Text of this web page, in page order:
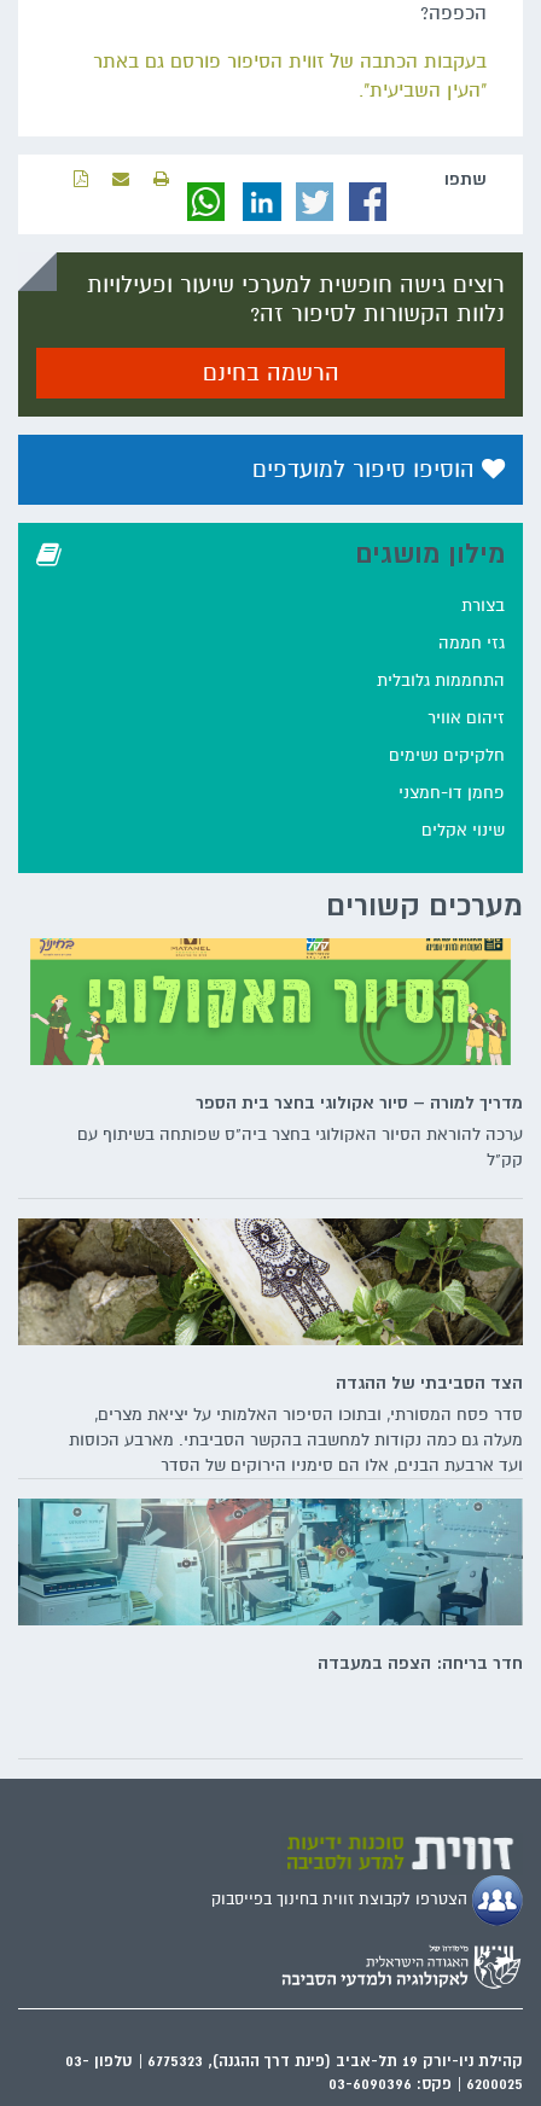
הכפפה?
בעקבות הכתבה של זווית הסיפור פורסם גם באתר
"העין השביעית".
שתפו‬
רוצים גישה חופשית למערכי שיעור ופעילויות
נלוות הקשורות לסיפור זה?
הרשמה בחינם
הוסיפו סיפור למועדפים
מילון מושגים
בצורת
גזי חממה
התחממות גלובלית
זיהום אוויר
חלקיקים נשימים
פחמן דו-חמצני
שינוי אקלים
מערכים קשורים
מדריך למורה – סיור אקולוגי בחצר בית הספר
ערכה להוראת הסיור האקולוגי בחצר ביה"ס שפותחה בשיתוף עם
קק"ל
הצד הסביבתי של ההגדה
סדר פסח המסורתי, ובתוכו הסיפור האלמותי על יציאת מצרים,
מעלה גם כמה נקודות למחשבה בהקשר הסביבתי. מארבע הכוסות
ועד ארבעת הבנים, אלו הם סימניו הירוקים של הסדר
חדר בריחה: הצפה במעבדה
הצטרפו לקבוצת זווית בחינוך בפייסבוק
קהילת ניו-יורק 19 תל-אביב (פינת דרך ההגנה), 6775323 | טלפון 03-
6200025 | פקס: 03-6090396